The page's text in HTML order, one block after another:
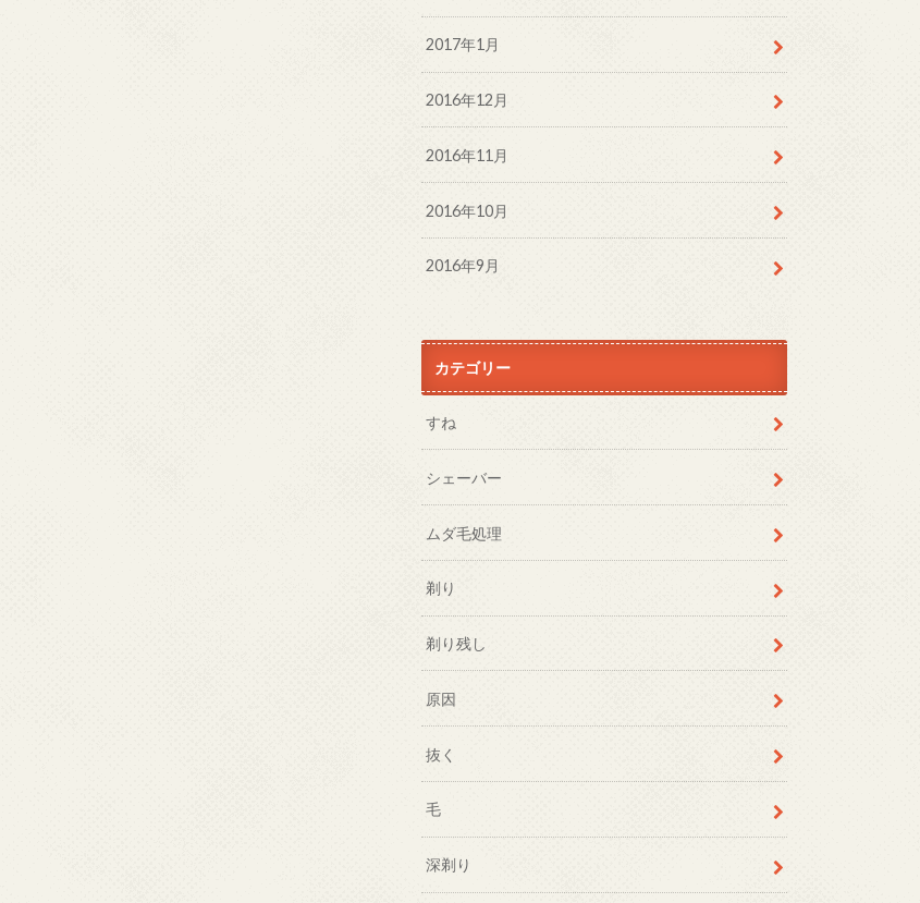
2017年1月
2016年12月
2016年11月
2016年10月
2016年9月
カテゴリー
すね
シェーバー
ムダ毛処理
剃り
剃り残し
原因
抜く
毛
深剃り